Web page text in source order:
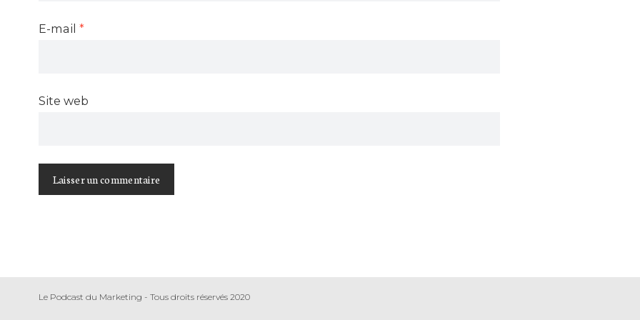
E-mail *
Site web
Le Podcast du Marketing - Tous droits réservés 2020